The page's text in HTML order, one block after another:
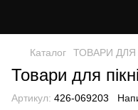
Каталог ТОВАРИ
Товари для
Артикул: 426-069203